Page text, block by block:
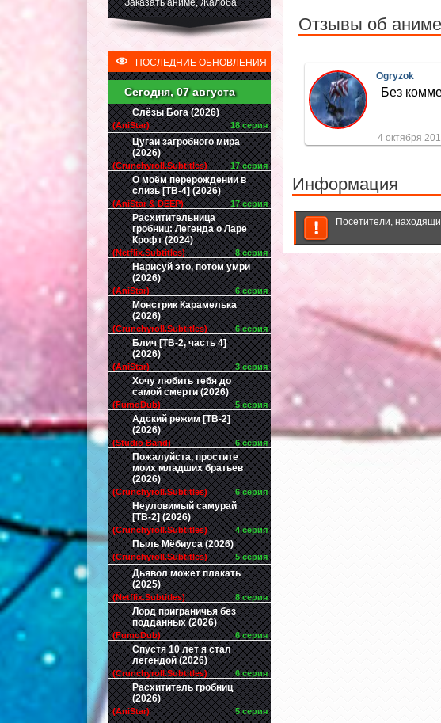
Заказать аниме, Жалоба
ПОСЛЕДНИЕ ОБНОВЛЕНИЯ
Сегодня, 07 августа
Слёзы Бога (2026)
(AniStar) 18 серия
Цугаи загробного мира
(2026)
(Crunchyroll.Subtitles) 17 серия
О моём перерождении в
слизь [ТВ-4] (2026)
(AniStar & DEEP) 17 серия
Расхитительница
гробниц: Легенда о Ларе
Крофт (2024)
(Netflix.Subtitles) 8 серия
Нарисуй это, потом умри
(2026)
(AniStar) 6 серия
Монстрик Карамелька
(2026)
(Crunchyroll.Subtitles) 6 серия
Блич [ТВ-2, часть 4]
(2026)
(AniStar) 3 серия
Хочу любить тебя до
самой смерти (2026)
(FumoDub) 5 серия
Адский режим [ТВ-2]
(2026)
(Studio Band) 6 серия
Пожалуйста, простите
моих младших братьев
(2026)
(Crunchyroll.Subtitles) 6 серия
Неуловимый самурай
[ТВ-2] (2026)
(Crunchyroll.Subtitles) 4 серия
Пыль Мёбиуса (2026)
(Crunchyroll.Subtitles) 5 серия
Дьявол может плакать
(2025)
(Netflix.Subtitles) 8 серия
Лорд приграничья без
подданных (2026)
(FumoDub) 6 серия
Спустя 10 лет я стал
легендой (2026)
(Crunchyroll.Subtitles) 6 серия
Расхититель гробниц
(2026)
(AniStar) 5 серия
Отзывы об
Ogryzok
Без
4 октября
Информация
Посетители,